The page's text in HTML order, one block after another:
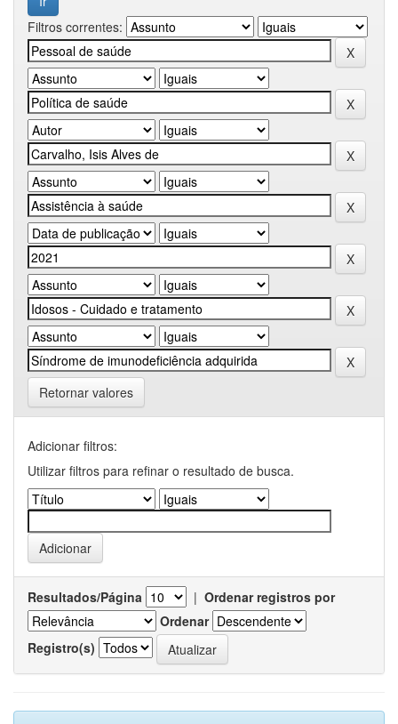
Filtros correntes:
Retornar valores
Adicionar filtros:
Utilizar filtros para refinar o resultado de busca.
Resultados/Página | Ordenar registros por
Ordenar
Registro(s)